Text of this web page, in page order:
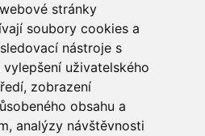
stránky
soubory cookies a
nástroje s
vylepšení uživatelského
zobrazení
obsahu a
analýzy návštěvnosti
Cena od69,15Kč